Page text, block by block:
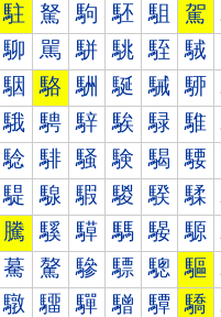
駐 駑 駒 駓 駔 駕
駠 駡 駢 駣 駤 駥
駰 駱 駲 駳 駴 駵
騀 騁 騂 騃 騄 騅
騐 騑 騒 験 騔 騕
騠 騡 騢 騣 騤 騥
騰 騱 騲 騳 騴 騵
驀 驁 驂 驃 驄 驅
驐 驑 驒 驓 驔 驕